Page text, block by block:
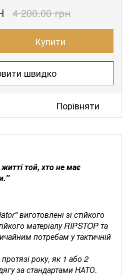
4 200.00 грн
Купити
швидко
Порівняти
той, хто не має
виготовлені зі стійкого
матеріалу RIPSTOP та
потребам у тактичній
року, як 1 або 2
за стандартами НАТО.